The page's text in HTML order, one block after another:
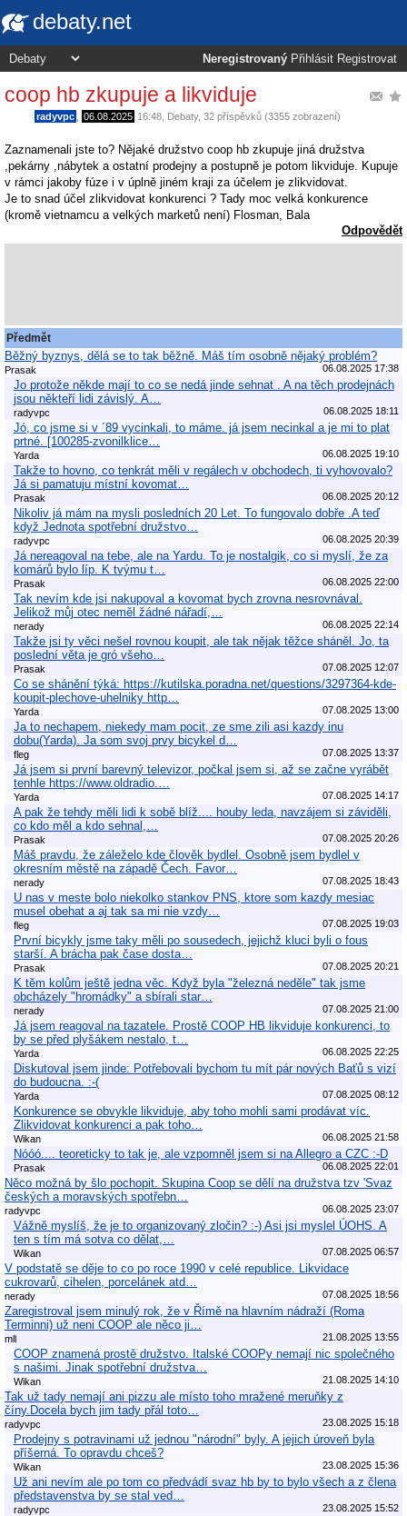
debaty.net
Neregistrovaný Přihlásit Registrovat
coop hb zkupuje a likviduje
radyvpc 06.08.2025 16:48 Debaty, 32 příspěvků (3355 zobrazení)
Zaznamenali jste to? Nějaké družstvo coop hb zkupuje jiná družstva
,pekárny ,nábytek a ostatní prodejny a postupně je potom likviduje. Kupuje
v rámci jakoby fúze i v úplně jiném kraji za účelem je zlikvidovat.
Je to snad účel zlikvidovat konkurenci ? Tady moc velká konkurence
(kromě vietnamcu a velkých marketů není) Flosman, Bala
Odpovědět
Předmět
Běžný byznys, dělá se to tak běžně. Máš tím osobně nějaký problém?
Prasak 06.08.2025 17:38
Jo protože někde mají to co se nedá jinde sehnat . A na těch prodejnách
jsou někteří lidi závislý. A…
radyvpc 06.08.2025 18:11
Jó, co jsme si v ´89 vycinkali, to máme. já jsem necinkal a je mi to plat
prtné. [100285-zvonilklice…
Yarda 06.08.2025 19:10
Takže to hovno, co tenkrát měli v regálech v obchodech, ti vyhovovalo?
Já si pamatuju místní kovomat…
Prasak 06.08.2025 20:12
Nikoliv já mám na mysli posledních 20 Let. To fungovalo dobře .A teď
když Jednota spotřební družstvo…
radyvpc 06.08.2025 20:39
Já nereagoval na tebe, ale na Yardu. To je nostalgik, co si myslí, že za
komárů bylo líp. K tvýmu t…
Prasak 06.08.2025 22:00
Tak nevím kde jsi nakupoval a kovomat bych zrovna nesrovnával.
Jelikož můj otec neměl žádné nářadí,…
nerady 06.08.2025 22:14
Takže jsi ty věci nešel rovnou koupit, ale tak nějak těžce sháněl. Jo, ta
poslední věta je gró všeho…
Prasak 07.08.2025 12:07
Co se shánění týká: https://kutilska.poradna.net/questions/3297364-kde-
koupit-plechove-uhelniky http…
Yarda 07.08.2025 13:00
Ja to nechapem, niekedy mam pocit, ze sme zili asi kazdy inu
dobu(Yarda). Ja som svoj prvy bicykel d…
fleg 07.08.2025 13:37
Já jsem si první barevný televizor, počkal jsem si, až se začne vyrábět
tenhle https://www.oldradio.…
Yarda 07.08.2025 14:17
A pak že tehdy měli lidi k sobě blíž.... houby leda, navzájem si záviděli,
co kdo měl a kdo sehnal,…
Prasak 07.08.2025 20:26
Máš pravdu, že záleželo kde člověk bydlel. Osobně jsem bydlel v
okresním městě na západě Čech. Favor…
nerady 07.08.2025 18:43
U nas v meste bolo niekolko stankov PNS, ktore som kazdy mesiac
musel obehat a aj tak sa mi nie vzdy…
fleg 07.08.2025 19:03
První bicykly jsme taky měli po sousedech, jejichž kluci byli o fous
starší. A brácha pak čase dosta…
Prasak 07.08.2025 20:21
K těm kolům ještě jedna věc. Když byla "železná neděle" tak jsme
obcházely "hromádky" a sbírali star…
nerady 07.08.2025 21:00
Já jsem reagoval na tazatele. Prostě COOP HB likviduje konkurenci, to
by se před plyšákem nestalo, t…
Yarda 06.08.2025 22:25
Diskutoval jsem jinde: Potřebovali bychom tu mít pár nových Baťů s vizí
do budoucna. :-(
Yarda 07.08.2025 08:12
Konkurence se obvykle likviduje, aby toho mohli sami prodávat víc.
Zlikvidovat konkurenci a pak toho…
Wikan 06.08.2025 21:58
Nóóó.... teoreticky to tak je, ale vzpomněl jsem si na Allegro a CZC :-D
Prasak 06.08.2025 22:01
Něco možná by šlo pochopit. Skupina Coop se dělí na družstva tzv 'Svaz
českých a moravských spotřebn…
radyvpc 06.08.2025 23:07
Vážně myslíš, že je to organizovaný zločin? :-) Asi jsi myslel ÚOHS. A
ten s tím má sotva co dělat,…
Wikan 07.08.2025 06:57
V podstatě se děje to co po roce 1990 v celé republice. Likvidace
cukrovarů, cihelen, porcelánek atd…
nerady 07.08.2025 18:56
Zaregistroval jsem minulý rok, že v Římě na hlavním nádraží (Roma
Terminni) už neni COOP ale něco ji…
mll 21.08.2025 13:55
COOP znamená prostě družstvo. Italské COOPy nemají nic společného
s našimi. Jinak spotřební družstva…
Wikan 21.08.2025 14:10
Tak už tady nemají ani pizzu ale místo toho mražené meruňky z
číny.Docela bych jim tady přál toto…
radyvpc 23.08.2025 15:18
Prodejny s potravinami už jednou "národní" byly. A jejich úroveň byla
příšerná. To opravdu chceš?
Wikan 23.08.2025 15:36
Už ani nevím ale po tom co předvádí svaz hb by to bylo všech a z člena
představenstva by se stal ved…
radyvpc 23.08.2025 15:52